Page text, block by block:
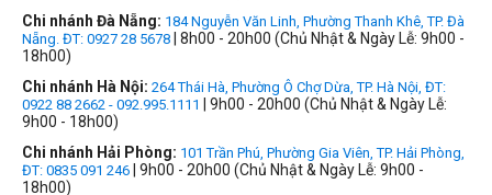
Chi nhánh Đà Nẵng: 184 Nguyễn Văn Linh, Phường Thanh Khê, TP. Đà
Nẵng. ĐT: 0927 28 5678 | 8h00 - 20h00 (Chủ Nhật & Ngày Lễ: 9h00 -
18h00)
Chi nhánh Hà Nội: 264 Thái Hà, Phường Ô Chợ Dừa, TP. Hà Nội, ĐT:
0922 88 2662 - 092.995.1111
| 9h00 - 20h00 (Chủ Nhật & Ngày Lễ:
9h00 - 18h00)
Chi nhánh Hải Phòng: 101 Trần Phú, Phường Gia Viên, TP. Hải Phòng,
ĐT: 0835 091 246 | 9h00 - 20h00 (Chủ Nhật & Ngày Lễ: 9h00 -
18h00)